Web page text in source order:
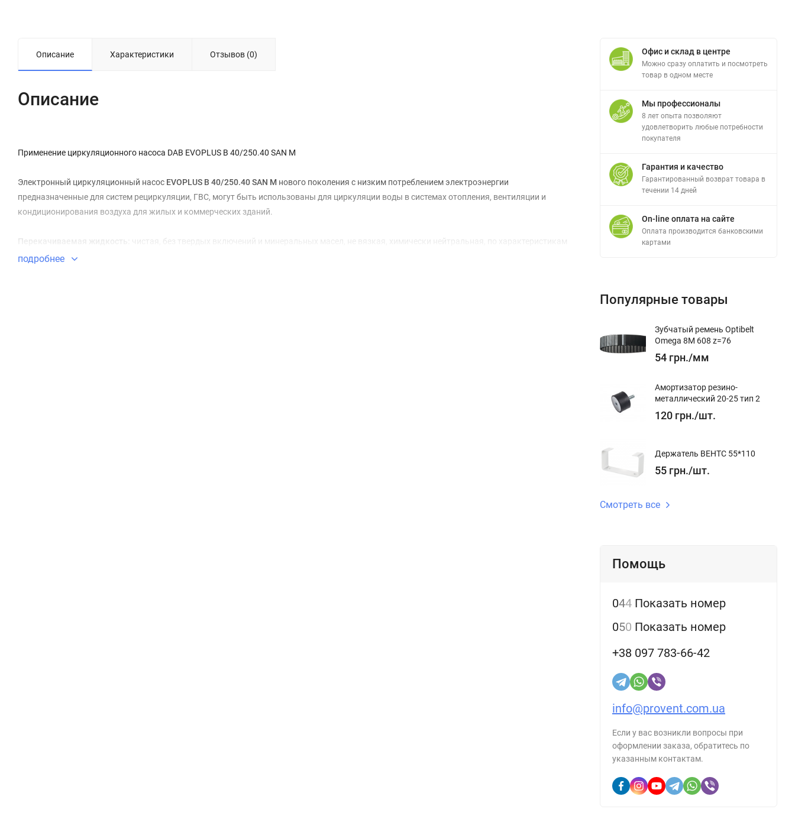
Описание Характеристики Отзывов (0)
Описание
Применение циркуляционного насоса DAB EVOPLUS B 40/250.40 SAN M
Электронный циркуляционный насос EVOPLUS B 40/250.40 SAN M нового поколения с низким потреблением электроэнергии
предназначенные для систем рециркуляции, ГВС, могут быть использованы для циркуляции воды в системах отопления, вентиляции и
кондиционирования воздуха для жилых и коммерческих зданий.
Перекачиваемая жидкость:
чистая, без твердых включений и минеральных масел, не вязкая, химически нейтральная, по характеристикам
аналогичная воде (макс. содержание гликоля 30%).
подробнее
Офис и склад в центре
Можно сразу оплатить и посмотреть
товар в одном месте
Мы профессионалы
8 лет опыта позволяют
удовлетворить любые потребности
покупателя
Гарантия и качество
Гарантированный возврат товара в
течении 14 дней
On-line оплата на сайте
Оплата производится банковскими
картами
Популярные товары
Зубчатый ремень Optibelt
Omega 8M 608 z=76
54 грн./мм
Амортизатор резино-
металлический 20-25 тип 2
120 грн./шт.
Держатель ВЕНТС 55*110
55 грн./шт.
Смотреть все
Помощь
044 Показать номер
050 Показать номер
+38 097 783-66-42
info@provent.com.ua
Если у вас возникли вопросы при
оформлении заказа, обратитесь по
указанным контактам.